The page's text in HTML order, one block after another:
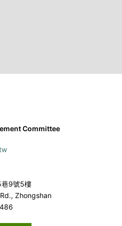
Committee
9號5樓
Zhongshan